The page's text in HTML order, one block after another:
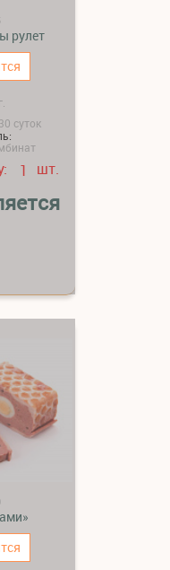
рулет
30 суток
1 шт.